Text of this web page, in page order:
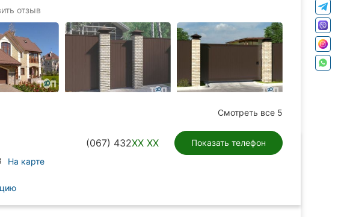
отзыв
Смотреть все 5
(067) 432XX XX Показать телефон
На карте